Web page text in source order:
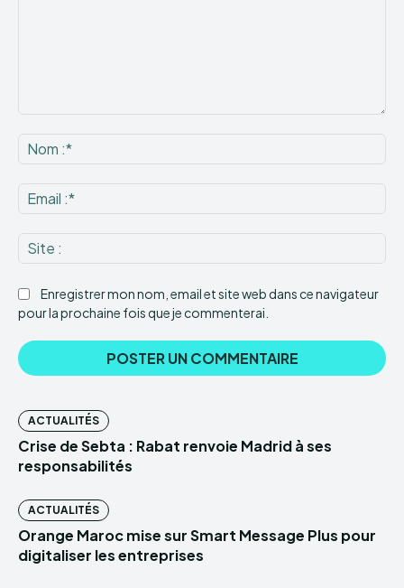
:*
:*
:
Enregistrer mon nom, email et site web dans ce navigateur
pour la prochaine fois que je commenterai.
ACTUALITÉS
Crise de Sebta : Rabat renvoie Madrid à ses
responsabilités
ACTUALITÉS
Orange Maroc mise sur Smart Message Plus pour
digitaliser les entreprises